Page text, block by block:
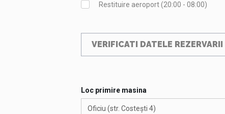
Restituire aeroport (20:00 - 08:00)
VERIFICATI DATELE REZERVARII
Loc primire masina
Oficiu (str. Costești 4)